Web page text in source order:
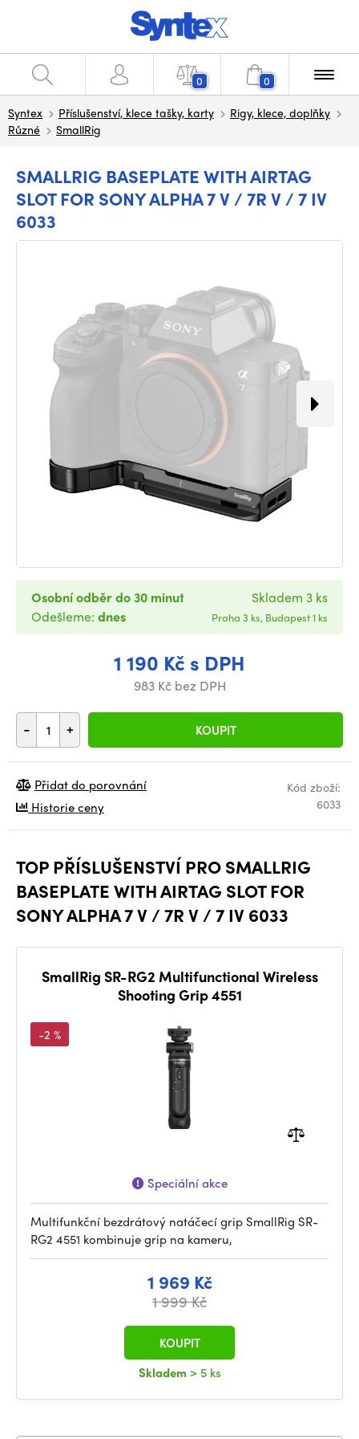
0 0
Syntex Příslušenství, klece tašky, karty
Rigy, klece, doplňky
Různé
SmallRig
SMALLRIG BASEPLATE WITH AIRTAG
SLOT FOR SONY ALPHA 7 V / 7R V / 7 IV
6033
1 190 Kč s DPH
983 Kč bez DPH
- + KOUPIT
Osobní odběr do 30 minut
Odešleme: dnes
Skladem 3 ks
Praha 3 ks, Budapest 1 ks
Kód zboží:
6033
Přidat do porovnání
Historie ceny
TOP PŘÍSLUŠENSTVÍ PRO SMALLRIG
BASEPLATE WITH AIRTAG SLOT FOR
SONY ALPHA 7 V / 7R V / 7 IV 6033
SmallRig SR-RG2 Multifunctional Wireless
Shooting Grip 4551
-2 %
Speciální akce
Multifunkční bezdrátový natáčecí grip SmallRig SR-
RG2 4551 kombinuje grip na kameru,
1 969 Kč
1 999 Kč
Skladem > 5 ks
KOUPIT